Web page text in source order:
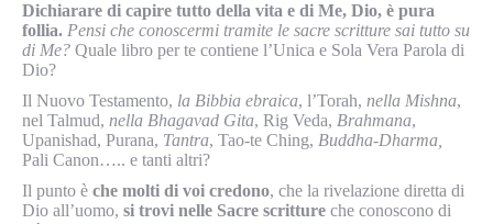
Dichiarare di capire tutto della vita e di Me, Dio, è pura
follia. Pensi che conoscermi tramite le sacre scritture sai tutto su
di Me? Quale libro per te contiene l’Unica e Sola Vera Parola di
Dio?
Il Nuovo Testamento, la Bibbia ebraica, l’Torah, nella Mishna,
nel Talmud, nella Bhagavad Gita, Rig Veda, Brahmana,
Upanishad, Purana, Tantra, Tao-te Ching, Buddha-Dharma,
Pali Canon….. e tanti altri?
Il punto è che molti di voi credono, che la rivelazione diretta di
Dio all’uomo, si trovi nelle Sacre scritture che conoscono di